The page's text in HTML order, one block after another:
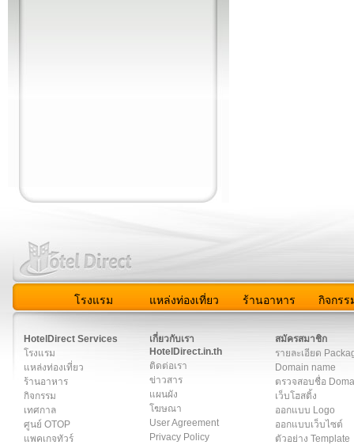
โรงแรม แหล่งท่องเที่ยว ร้านอาหาร กิจกรร
HotelDirect Services
โรงแรม
แหล่งท่องเที่ยว
ร้านอาหาร
กิจกรรม
เทศกาล
ศูนย์ OTOP
แพคเกจทัวร์
เกี่ยวกับเรา
HotelDirect.in.th
ติดต่อเรา
ข่าวสาร
แผนผัง
โฆษณา
User Agreement
Privacy Policy
สมัครสมาชิก
รายละเอียด
Domain name
ตรวจสอบชื่อ
เว็บโฮสติ้ง
ออกแบบ Logo
ออกแบบเว็บไซต์
ตัวอย่าง Template